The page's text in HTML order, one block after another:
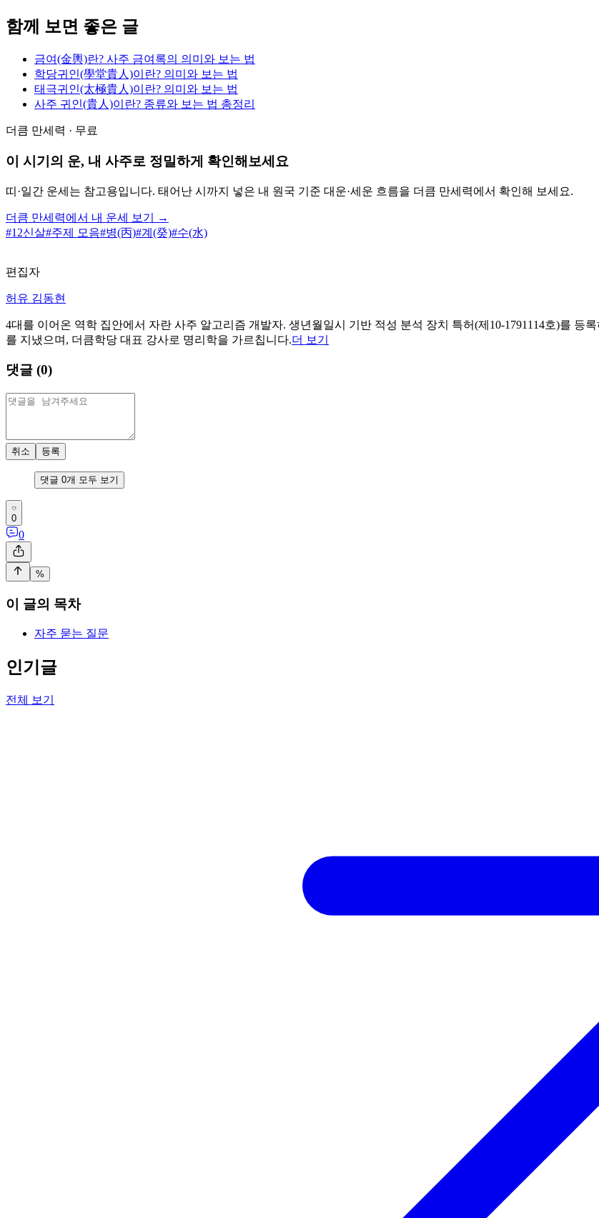
함께 보면 좋은 글
금여(金輿)란? 사주 금여록의 의미와 보는 법
학당귀인(學堂貴人)이란? 의미와 보는 법
태극귀인(太極貴人)이란? 의미와 보는 법
사주 귀인(貴人)이란? 종류와 보는 법 총정리
더큼 만세력 · 무료
이 시기의 운, 내 사주로 정밀하게 확인해보세요
띠·일간 운세는 참고용입니다. 태어난 시까지 넣은 내 원국 기준 대운·세운 흐름을 더큼 만세력에서 확인해 보세요.
더큼 만세력에서 내 운세 보기 →
#12신살#주제 모음#병(丙)#계(癸)#수(水)
편집자
허유 김동현
4대를 이어온 역학 집안에서 자란 사주 알고리즘 개발자. 생년월일시 기반 적성 분석 장치 특허(제10-1791114호)를 등
를 지냈으며, 더큼학당 대표 강사로 명리학을 가르칩니다.더 보기
댓글 (0)
취소 등록
댓글 0개 모두 보기
0
0
%
이 글의 목차
자주 묻는 질문
인기글
전체 보기